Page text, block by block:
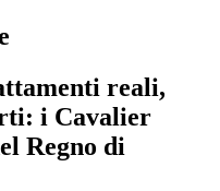
reali,
i Cavalier
Regno di